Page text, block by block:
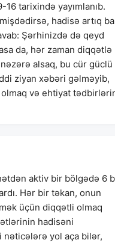
tarixində yayımlanıb.
hadisə artıq
Şərhinizdə də qeyd
da, hər zaman diqqətlə
alsaq, bu cür güclü
ziyan xəbəri gəlməyib,
olmaq və ehtiyat
aktiv bir bölgədə 6
Hər bir təkan, onun
üçün diqqətli olmaq
hadisəni
nəticələrə yol aça bilər,